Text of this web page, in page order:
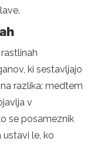
ki sestavljajo
razlika: medtem
v
se posameznik
le, ko